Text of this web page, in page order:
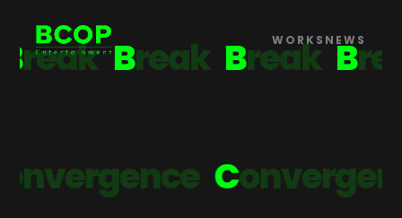
BCOP Entertainment (브콥 엔
WORKS NEWS
Break Break Break Br
vergence C onvergenc